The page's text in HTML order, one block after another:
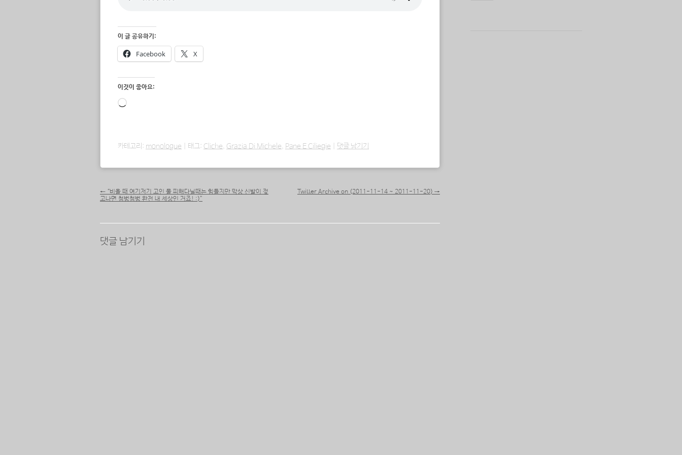
이 글 공유하기:
Facebook X
이것이 좋아요:
로
카테고리: monologue 태그: Cliche, Grazia Di Michele, Pane E Ciliegie 댓글 남기기
포스트 내비게이션
← “비올 때 여기저기 고인 물 피해다닐때는 힘들지만 막상 신발이 젖
고나면 첨벙첨벙 완전 내 세상인 거죠! :)”
Twitter Archive on (2011-11-14 ~ 2011-11-20) →
댓글 남기기